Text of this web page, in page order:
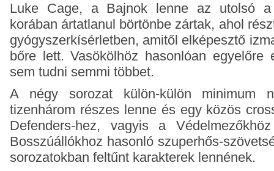
Luke Cage, a Bajnok lenne az utolsó
korában ártatlanul börtönbe zártak, ahol
gyógyszerkísérletben, amitől elképesztő
bőre lett. Vasökölhöz hasonlóan egyelőre
sem tudni semmi többet.
A négy sorozat külön-külön minimum
tizenhárom részes lenne és egy közös
Defenders-hez, vagyis a
Bosszúállókhoz hasonló szuperhős-
sorozatokban feltűnt karakterek lennének.